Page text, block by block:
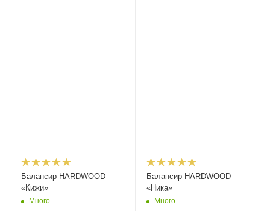
Балансир HARDWOOD
«Кижи»
Много
Балансир HARDWOOD
«Ника»
Много